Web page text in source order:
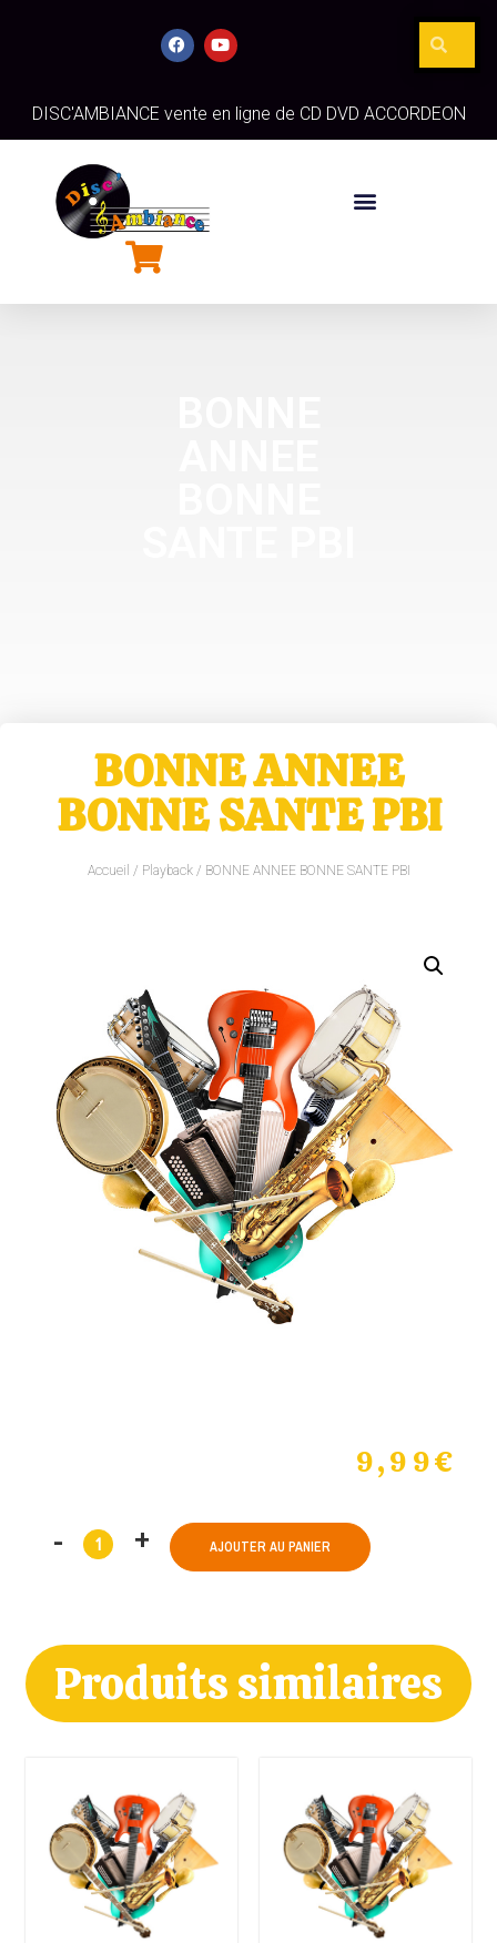
DISC'AMBIANCE vente en ligne de CD DVD ACCORDEON
BONNE ANNEE
BONNE SANTE PBI
Accueil / Playback/ BONNE ANNEE BONNE SANTE PBI
9,99€
AJOUTER AU PANIER
Produits similaires